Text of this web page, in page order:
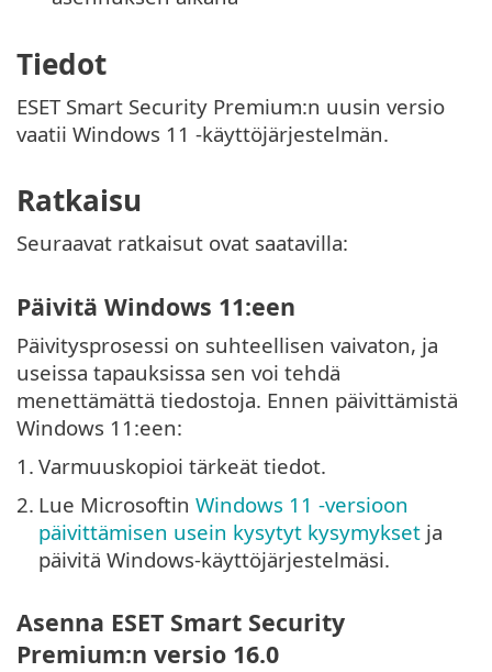
Tiedot
ESET Smart Security Premium:n uusin versio
vaatii Windows 11 -käyttöjärjestelmän.
Ratkaisu
Seuraavat ratkaisut ovat saatavilla:
Päivitä Windows 11:een
Päivitysprosessi on suhteellisen vaivaton, ja
useissa tapauksissa sen voi tehdä
menettämättä tiedostoja. Ennen päivittämistä
Windows 11:een:
1. Varmuuskopioi tärkeät tiedot.
2. Lue Microsoftin Windows 11 -versioon
päivittämisen usein kysytyt kysymykset ja
päivitä Windows-käyttöjärjestelmäsi.
Asenna ESET Smart Security
Premium:n versio 16.0